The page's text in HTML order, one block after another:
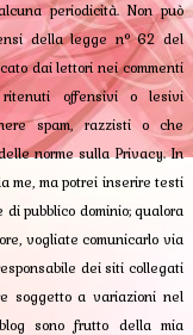
periodicità. Non può
della legge n° 62 del
dai lettori nei commenti
offensivi o lesivi
spam, razzisti o che
norme sulla Privacy. In
me, ma potrei inserire testi
pubblico dominio; qualora
vogliate comunicarlo via
dei siti collegati
soggetto a variazioni nel
sono frutto della mia